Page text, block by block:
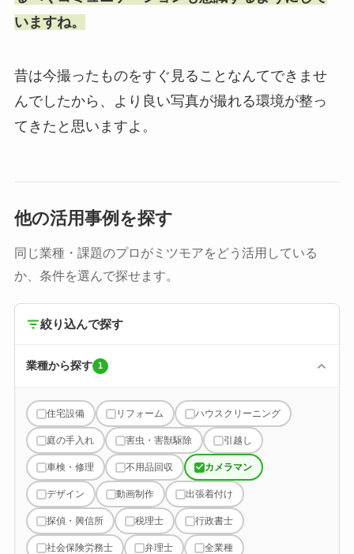
いますね。
昔は今撮ったものをすぐ見ることなんてできませ
んでしたから、より良い写真が撮れる環境が整っ
てきたと思いますよ。
他の活用事例を探す
同じ業種・課題のプロがミツモアをどう活用している
か、条件を選んで探せます。
絞り込んで探す
業種から探す 1
住宅設備 リフォーム ハウスクリーニング
庭の手入れ 害虫・害獣駆除 引越し
車検・修理 不用品回収 カメラマン
デザイン 動画制作 出張着付け
探偵・興信所 税理士 行政書士
社会保険労務士 弁理士 全業種